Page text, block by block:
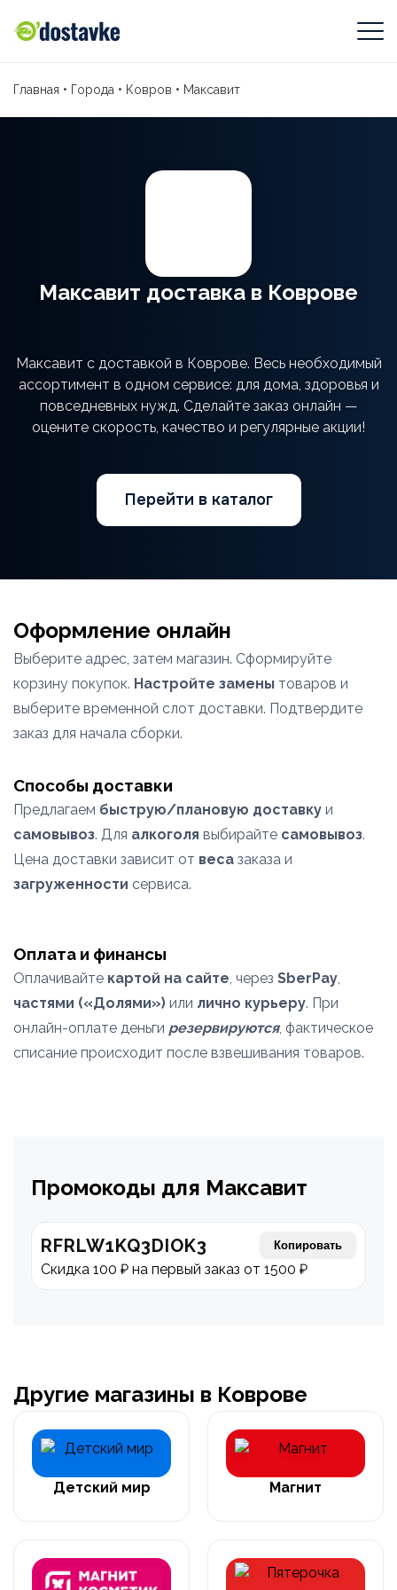
Главная • Города • Ковров • Максавит
Максавит доставка в Коврове
Максавит с доставкой в Коврове. Весь необходимый
ассортимент в одном сервисе: для дома, здоровья и
повседневных нужд. Сделайте заказ онлайн —
оцените скорость, качество и регулярные акции!
Перейти в каталог
Оформление онлайн
Выберите адрес, затем магазин. Сформируйте
корзину покупок. Настройте замены товаров и
выберите временной слот доставки. Подтвердите
заказ для начала сборки.
Способы доставки
Предлагаем быструю/плановую доставку и
самовывоз. Для алкоголя выбирайте самовывоз.
Цена доставки зависит от веса заказа и
загруженности сервиса.
Оплата и финансы
Оплачивайте картой на сайте, через SberPay,
частями («Долями») или лично курьеру. При
онлайн-оплате деньги резервируются, фактическое
списание происходит после взвешивания товаров.
Промокоды для Максавит
RFRLW1KQ3DIOK3 Копировать
Скидка 100 ₽ на первый заказ от 1500 ₽
Другие магазины в Коврове
Детский мир Магнит